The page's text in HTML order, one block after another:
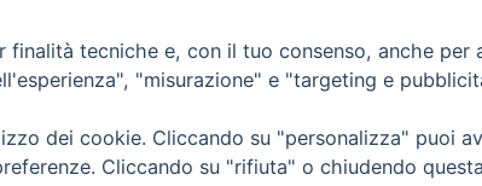
tecniche e, con il tuo consenso, anche per
"misurazione" e "targeting e
dei cookie. Cliccando su "personalizza" puoi
Cliccando su "rifiuta" o chiudendo